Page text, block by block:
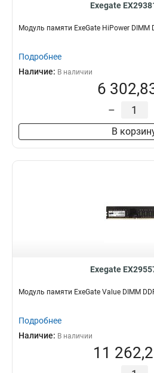
Exegate
Модуль памяти ExeGate HiPower DIMM
Подробнее
Наличие: В наличии
6
–
В
Exegate
Модуль памяти ExeGate Value DIMM
Подробнее
Наличие: В наличии
11